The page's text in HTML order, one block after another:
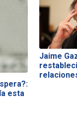
esta
Jaime